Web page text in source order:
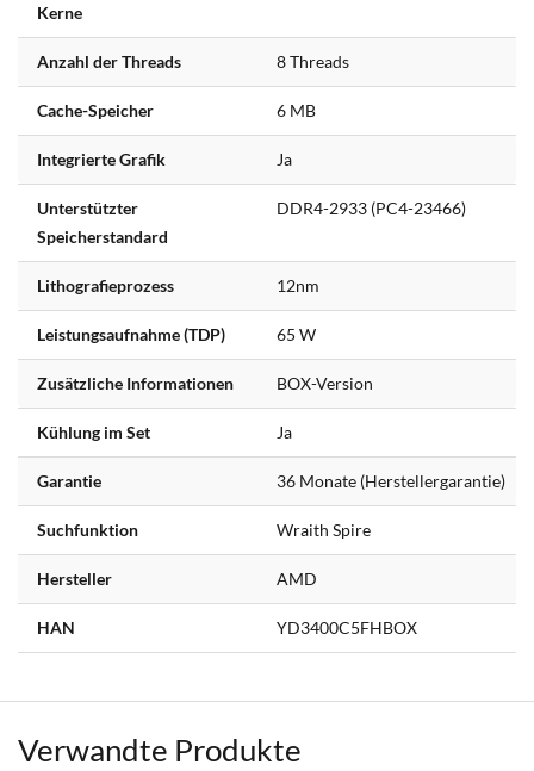
Kerne
Anzahl der Threads 8 Threads
Cache-Speicher 6 MB
Integrierte Grafik Ja
Unterstützter
Speicherstandard
DDR4-2933 (PC4-23466)
Lithografieprozess 12nm
Leistungsaufnahme (TDP) 65 W
Zusätzliche Informationen BOX-Version
Kühlung im Set Ja
Garantie 36 Monate (Herstellergarantie)
Suchfunktion Wraith Spire
Hersteller AMD
HAN YD3400C5FHBOX
Verwandte Produkte